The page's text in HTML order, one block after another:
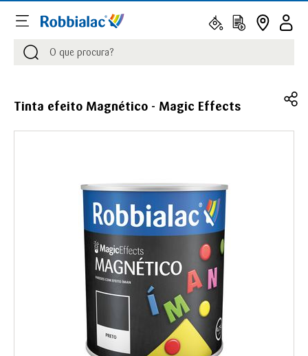
Procurar
Procurar
Tinta efeito Magnético - Magic Effects